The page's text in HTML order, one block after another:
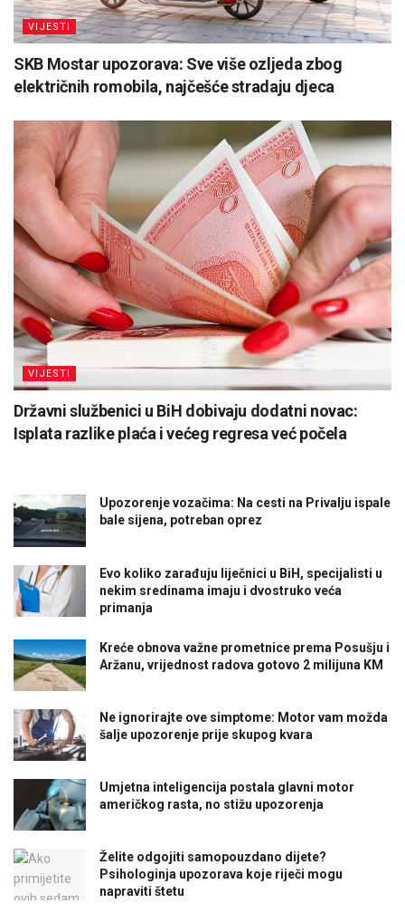
VIJESTI
SKB Mostar upozorava: Sve više ozljeda zbog
električnih romobila, najčešće stradaju djeca
VIJESTI
Državni službenici u BiH dobivaju dodatni novac:
Isplata razlike plaća i većeg regresa već počela
Upozorenje vozačima: Na cesti na Privalju ispale
bale sijena, potreban oprez
Evo koliko zarađuju liječnici u BiH, specijalisti u
nekim sredinama imaju i dvostruko veća
primanja
Kreće obnova važne prometnice prema Posušju i
Aržanu, vrijednost radova gotovo 2 milijuna KM
Ne ignorirajte ove simptome: Motor vam možda
šalje upozorenje prije skupog kvara
Umjetna inteligencija postala glavni motor
američkog rasta, no stižu upozorenja
Želite odgojiti samopouzdano dijete?
Psihologinja upozorava koje riječi mogu
napraviti štetu